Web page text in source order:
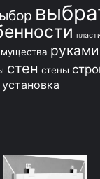
руками
стен стены
установка